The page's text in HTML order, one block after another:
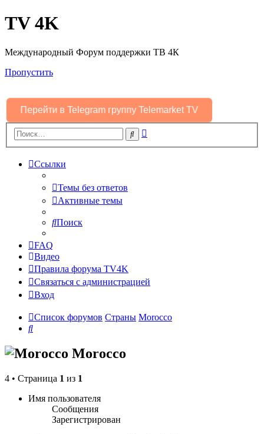
TV 4K
Международный Форум поддержки ТВ 4К
Пропустить
Перейти в Telegram группу Telemarket TV
Поиск
Ссылки
Темы без ответов
Активные темы
Поиск
FAQ
Видео
Правила форума TV4K
Связаться с администрацией
Вход
Список форумов Страны Morocco
Поиск
Morocco
4 • Страница 1 из 1
Имя пользователя
Сообщения
Зарегистрирован